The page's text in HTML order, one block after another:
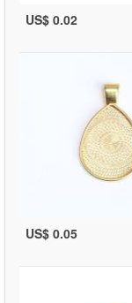
US$ 0.02
US$ 0.05